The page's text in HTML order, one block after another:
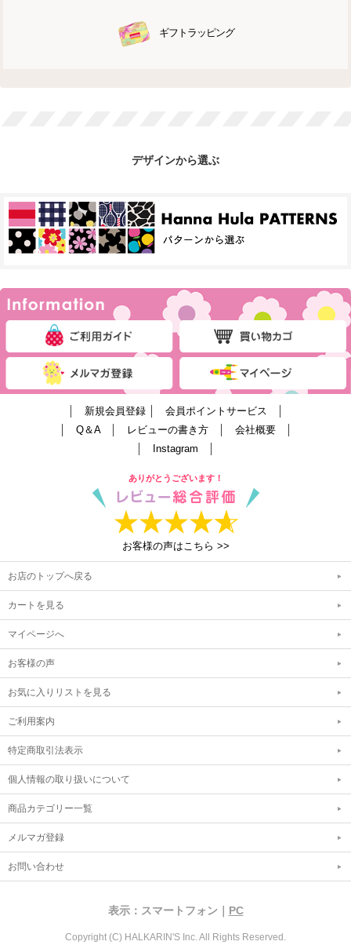
ギフトラッピング
デザインから選ぶ
新規会員登録│ 会員ポイントサービス
Q＆A│ レビューの書き方│ 会社概要│
Instagram
ありがとうございます！
お客様の声はこちら >>
お店のトップへ戻る
カートを見る
マイページへ
お客様の声
お気に入りリストを見る
ご利用案内
特定商取引法表示
個人情報の取り扱いについて
商品カテゴリー一覧
メルマガ登録
お問い合わせ
表示：スマートフォン｜ PC
Copyright (C) HALKARIN'S Inc. All Rights Reserved.